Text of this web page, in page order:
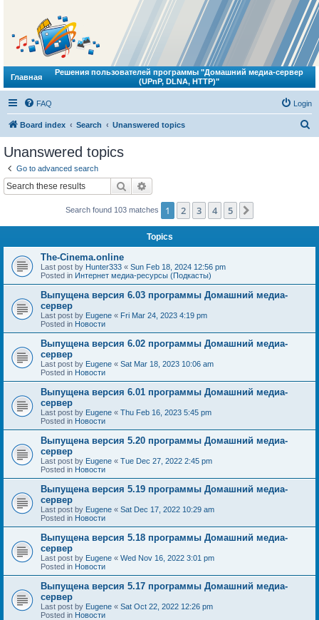
Главная
Решения пользователей программы "Домашний медиа-сервер
(UPnP, DLNA, HTTP)"
FAQ Login
Board index Search Unanswered topics
Unanswered topics
Go to advanced search
Search
Search found 103 matches 1 2 3 4 5
Topics
The-Cinema.online
Last post by Hunter333 « Sun Feb 18, 2024 12:56 pm
Posted in Интернет медиа-ресурсы (Подкасты)
Выпущена версия 6.03 программы Домашний медиа-
сервер
Last post by Eugene « Fri Mar 24, 2023 4:19 pm
Posted in Новости
Выпущена версия 6.02 программы Домашний медиа-
сервер
Last post by Eugene « Sat Mar 18, 2023 10:06 am
Posted in Новости
Выпущена версия 6.01 программы Домашний медиа-
сервер
Last post by Eugene « Thu Feb 16, 2023 5:45 pm
Posted in Новости
Выпущена версия 5.20 программы Домашний медиа-
сервер
Last post by Eugene « Tue Dec 27, 2022 2:45 pm
Posted in Новости
Выпущена версия 5.19 программы Домашний медиа-
сервер
Last post by Eugene « Sat Dec 17, 2022 10:29 am
Posted in Новости
Выпущена версия 5.18 программы Домашний медиа-
сервер
Last post by Eugene « Wed Nov 16, 2022 3:01 pm
Posted in Новости
Выпущена версия 5.17 программы Домашний медиа-
сервер
Last post by Eugene « Sat Oct 22, 2022 12:26 pm
Posted in Новости